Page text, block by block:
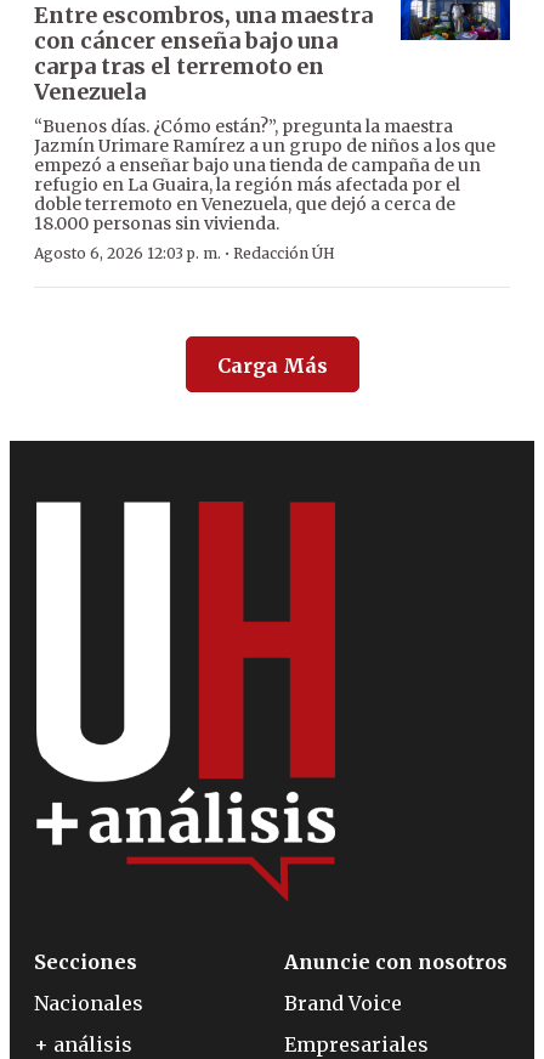
Entre escombros, una maestra
con cáncer enseña bajo una
carpa tras el terremoto en
Venezuela
“Buenos días. ¿Cómo están?”, pregunta la maestra
Jazmín Urimare Ramírez a un grupo de niños a los que
empezó a enseñar bajo una tienda de campaña de un
refugio en La Guaira, la región más afectada por el
doble terremoto en Venezuela, que dejó a cerca de
18.000 personas sin vivienda.
Agosto 6, 2026 12:03 p. m. · Redacción ÚH
Carga Más
Secciones
Nacionales
+ análisis
Anuncie con nosotros
Brand Voice
Empresariales